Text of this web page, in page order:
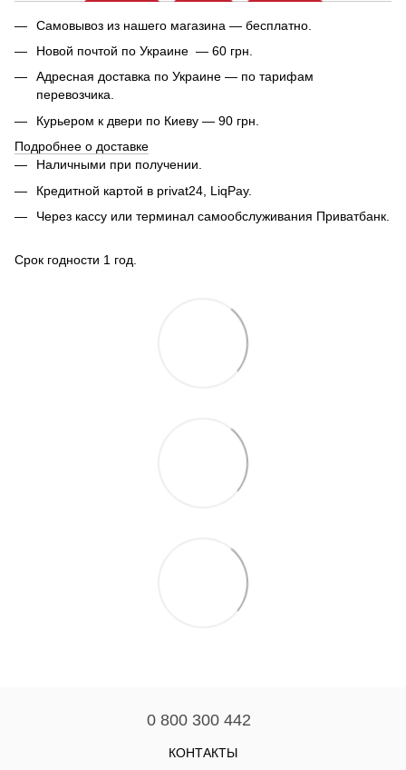
Самовывоз из нашего магазина — бесплатно.
Новой почтой по Украине — 60 грн.
Адресная доставка по Украине — по тарифам
перевозчика.
Курьером к двери по Киеву — 90 грн.
Подробнее о доставке
Наличными при получении.
Кредитной картой в privat24, LiqPay.
Через кассу или терминал самообслуживания Приватбанк.
Срок годности 1 год.
0 800 300 442
КОНТАКТЫ